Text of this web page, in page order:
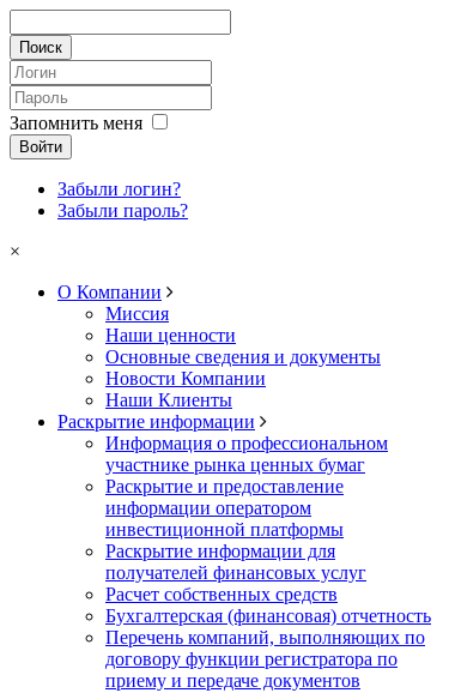
Запомнить меня
Войти
Забыли логин?
Забыли пароль?
×
О Компании
Миссия
Наши ценности
Основные сведения и документы
Новости Компании
Наши Клиенты
Раскрытие информации
Информация о профессиональном
участнике рынка ценных бумаг
Раскрытие и предоставление
информации оператором
инвестиционной платформы
Раскрытие информации для
получателей финансовых услуг
Расчет собственных средств
Бухгалтерская (финансовая) отчетность
Перечень компаний, выполняющих по
договору функции регистратора по
приему и передаче документов